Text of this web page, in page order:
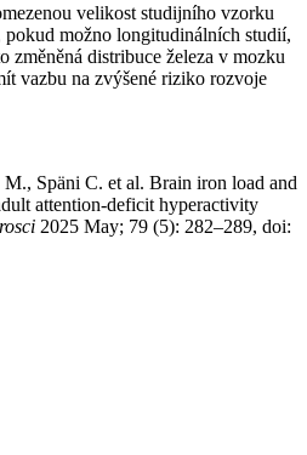
velikost studijního vzorku
možno longitudinálních studií,
změněná distribuce železa v mozku
vazbu na zvýšené riziko rozvoje
Späni C. et al. Brain iron load and
attention-deficit hyperactivity
2025 May; 79 (5): 282–289, doi: